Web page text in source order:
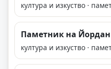
култура и изкуство ·
Паметник на Йордан
култура и изкуство ·